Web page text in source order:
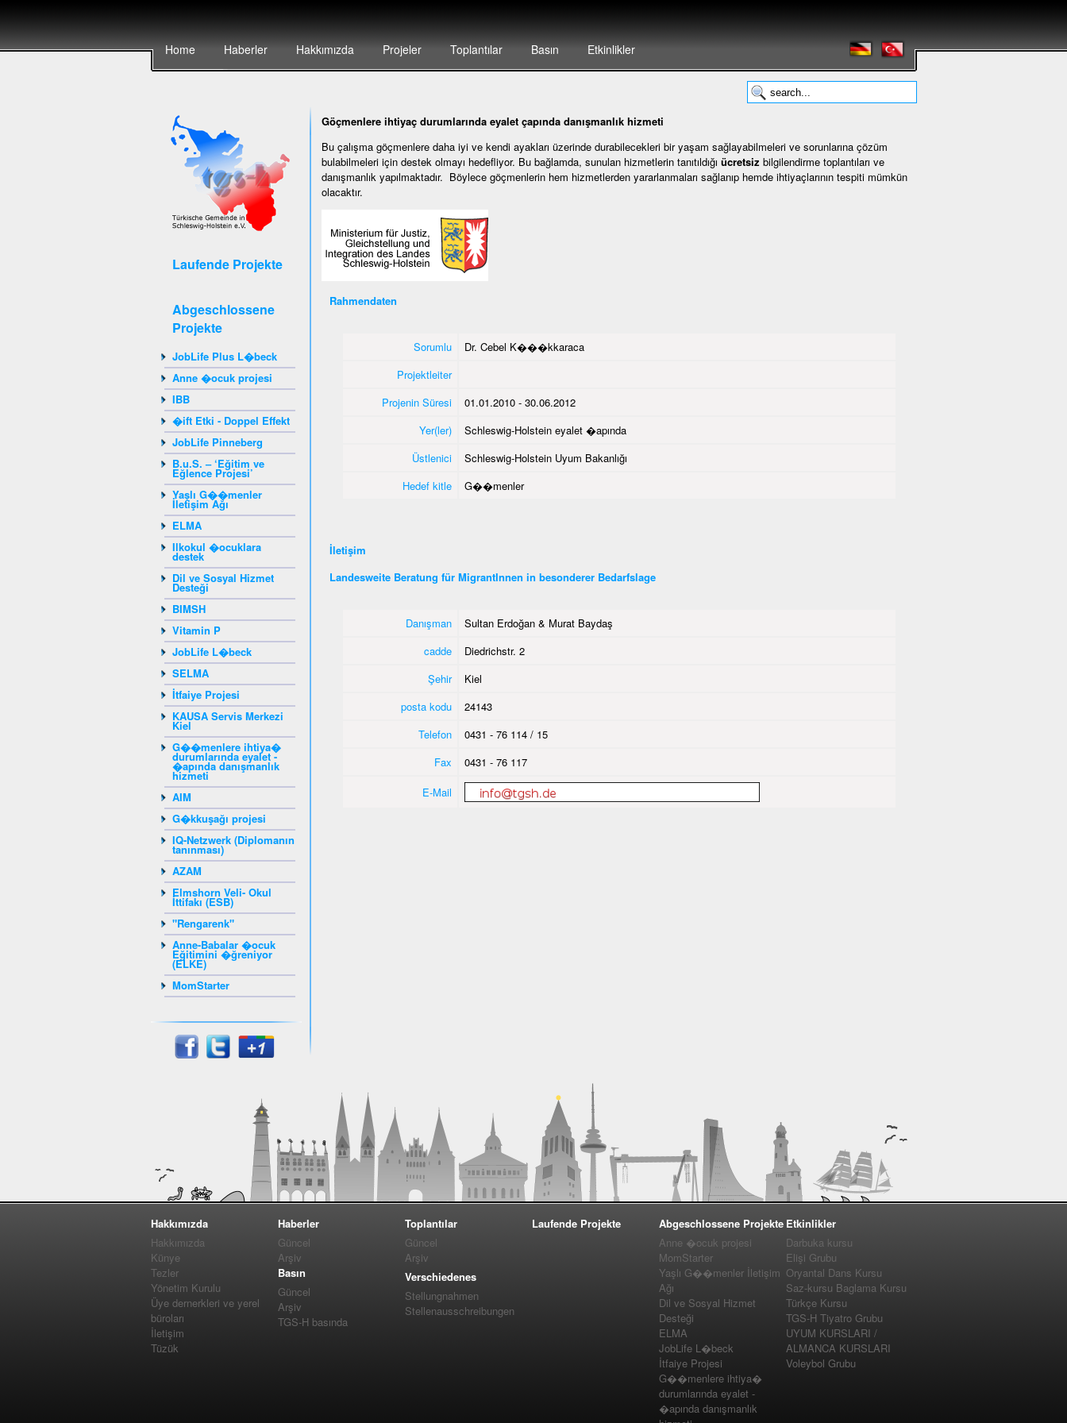
Home Haberler Hakkımızda Projeler Toplantılar Basın Etkinlikler
Laufende Projekte
Abgeschlossene
Projekte
JobLife Plus L�beck
Anne �ocuk projesi
IBB
�ift Etki - Doppel Effekt
JobLife Pinneberg
B.u.S. – ‘Eğitim ve
Eğlence Projesi’
Yaşlı G��menler
İletişim Ağı
ELMA
Ilkokul �ocuklara
destek
Dil ve Sosyal Hizmet
Desteği
BIMSH
Vitamin P
JobLife L�beck
SELMA
İtfaiye Projesi
KAUSA Servis Merkezi
Kiel
G��menlere ihtiya�
durumlarında eyalet -
�apında danışmanlık
hizmeti
AIM
G�kkuşağı projesi
IQ-Netzwerk (Diplomanın
tanınması)
AZAM
Elmshorn Veli- Okul
İttifakı (ESB)
"Rengarenk"
Anne-Babalar �ocuk
Eğitimini �ğreniyor
(ELKE)
MomStarter
Göçmenlere ihtiyaç durumlarında eyalet çapında danışmanlık hizmeti
Bu çalışma göçmenlere daha iyi ve kendi ayakları üzerinde durabilecekleri bir yaşam sağlayabilmeleri ve sorunlarına çözüm
bulabilmeleri için destek olmayı hedefliyor. Bu bağlamda, sunulan hizmetlerin tanıtıldığı ücretsiz bilgilendirme toplantıları ve
danışmanlık yapılmaktadır. Böylece göçmenlerin hem hizmetlerden yararlanmaları sağlanıp hemde ihtiyaçlarının tespiti mümkün
olacaktır.
Rahmendaten
Sorumlu
Dr. Cebel K���kkaraca
Projektleiter
Projenin Süresi
01.01.2010 - 30.06.2012
Yer(ler)
Schleswig-Holstein eyalet �apında
Üstlenici
Schleswig-Holstein Uyum Bakanlığı
Hedef kitle
G��menler
İletişim
Landesweite Beratung für MigrantInnen in besonderer Bedarfslage
Danışman
Sultan Erdoğan & Murat Baydaş
cadde
Diedrichstr. 2
Şehir
Kiel
posta kodu
24143
Telefon
0431 - 76 114 / 15
Fax
0431 - 76 117
E-Mail
Hakkımızda
Hakkımızda
Künye
Tezler
Yönetim Kurulu
Üye dernerkleri ve yerel
büroları
İletişim
Tüzük
Haberler
Güncel
Arşiv
Basın
Güncel
Arşiv
TGS-H basında
Toplantılar
Güncel
Arşiv
Verschiedenes
Stellungnahmen
Stellenausschreibungen
Laufende Projekte
Abgeschlossene Projekte
Anne �ocuk projesi
MomStarter
Yaşlı G��menler İletişim
Ağı
Dil ve Sosyal Hizmet
Desteği
ELMA
JobLife L�beck
İtfaiye Projesi
G��menlere ihtiya�
durumlarında eyalet -
�apında danışmanlık
Etkinlikler
Darbuka kursu
Elişi Grubu
Oryantal Dans Kursu
Saz-kursu Baglama Kursu
Türkçe Kursu
TGS-H Tiyatro Grubu
UYUM KURSLARI /
ALMANCA KURSLARI
Voleybol Grubu